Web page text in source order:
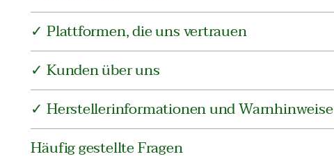
✓ Plattformen, die uns vertrauen
✓ Kunden über uns
✓ Herstellerinformationen und Warnhinweise
Häufig gestellte Fragen